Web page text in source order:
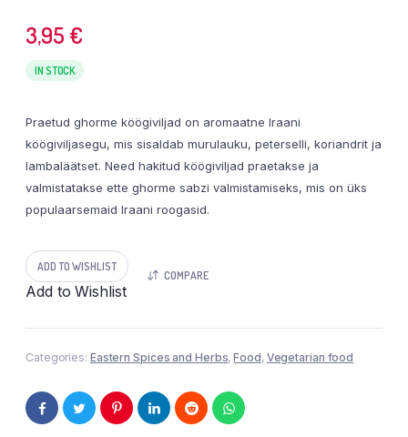
3,95 €
IN STOCK
Praetud ghorme köögiviljad on aromaatne Iraani
köögiviljasegu, mis sisaldab murulauku, peterselli, koriandrit ja
lambaläätset. Need hakitud köögiviljad praetakse ja
valmistatakse ette ghorme sabzi valmistamiseks, mis on üks
populaarsemaid Iraani roogasid.
ADD TO WISHLIST
Add to Wishlist
COMPARE
Categories: Eastern Spices and Herbs,Food, Vegetarian food